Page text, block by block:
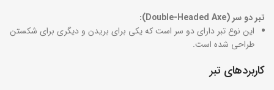
تبر دو سر (Double-Headed Axe):
این نوع تبر دارای دو سر است که یکی برای بریدن و دیگری برای شکستن
طراحی شده است.
کاربردهای تبر